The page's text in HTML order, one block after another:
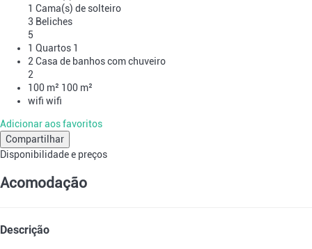
1 Cama(s) de solteiro
3 Beliches
5
1 Quartos 1
2 Casa de banhos com chuveiro
2
100 m² 100 m²
wifi wifi
Adicionar aos favoritos
Compartilhar
Disponibilidade e preços
Acomodação
Descrição